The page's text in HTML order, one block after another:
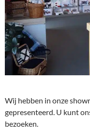
Wij hebben in onze
gepresenteerd. U kunt
bezoeken.